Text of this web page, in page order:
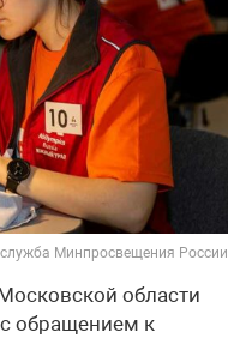
Минпросвещения России
области
обращением к